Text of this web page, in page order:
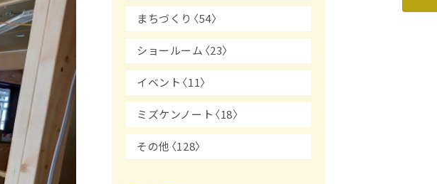
まちづくり〈54〉
ショールーム〈23〉
イベント〈11〉
ミズケンノート〈18〉
その他〈128〉